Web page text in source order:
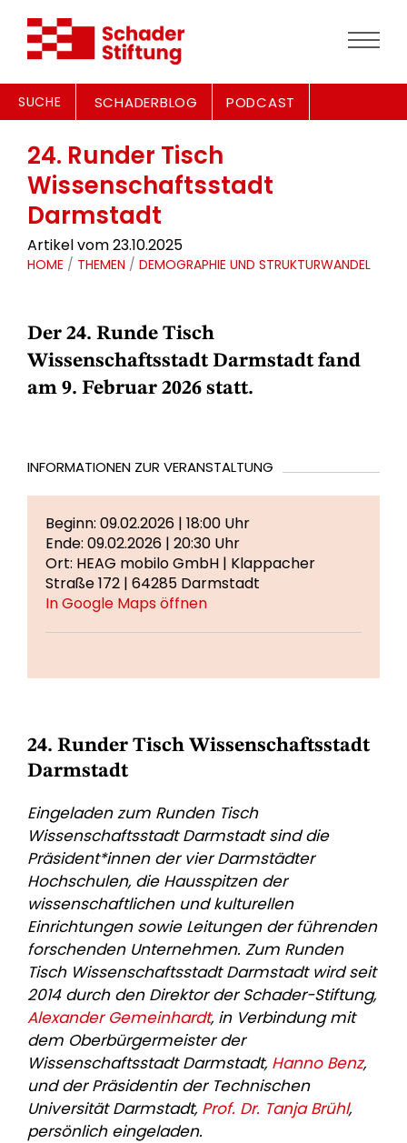
SUCHE SCHADERBLOG PODCAST
24. Runder Tisch
Wissenschaftsstadt
Darmstadt
Artikel vom 23.10.2025
HOME / THEMEN / DEMOGRAPHIE UND STRUKTURWANDEL
Der 24. Runde Tisch
Wissenschaftsstadt Darmstadt fand
am 9. Februar 2026 statt.
INFORMATIONEN ZUR VERANSTALTUNG
Beginn: 09.02.2026 | 18:00 Uhr
Ende: 09.02.2026 | 20:30 Uhr
Ort: HEAG mobilo GmbH | Klappacher
Straße 172 | 64285 Darmstadt
In Google Maps öffnen
24. Runder Tisch Wissenschaftsstadt
Darmstadt
Eingeladen zum Runden Tisch
Wissenschaftsstadt Darmstadt sind die
Präsident*innen der vier Darmstädter
Hochschulen, die Hausspitzen der
wissenschaftlichen und kulturellen
Einrichtungen sowie Leitungen der führenden
forschenden Unternehmen. Zum Runden
Tisch Wissenschaftsstadt Darmstadt wird seit
2014 durch den Direktor der Schader-Stiftung,
Alexander Gemeinhardt, in Verbindung mit
dem Oberbürgermeister der
Wissenschaftsstadt Darmstadt, Hanno Benz,
und der Präsidentin der Technischen
Universität Darmstadt, Prof. Dr. Tanja Brühl,
persönlich eingeladen.